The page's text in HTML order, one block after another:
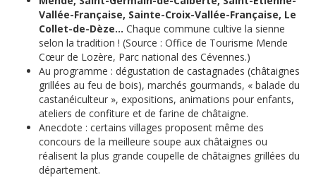
Vallée-Française, Sainte-Croix-Vallée-Française, Le
Collet-de-Dèze… Chaque commune cultive la sienne
selon la tradition ! (Source : Office de Tourisme Mende
Cœur de Lozère, Parc national des Cévennes.)
Au programme : dégustation de castagnades (châtaignes
grillées au feu de bois), marchés gourmands, « balade du
castanéiculteur », expositions, animations pour enfants,
ateliers de confiture et de farine de châtaigne.
Anecdote : certains villages proposent même des
concours de la meilleure soupe aux châtaignes ou
réalisent la plus grande coupelle de châtaignes grillées du
département.